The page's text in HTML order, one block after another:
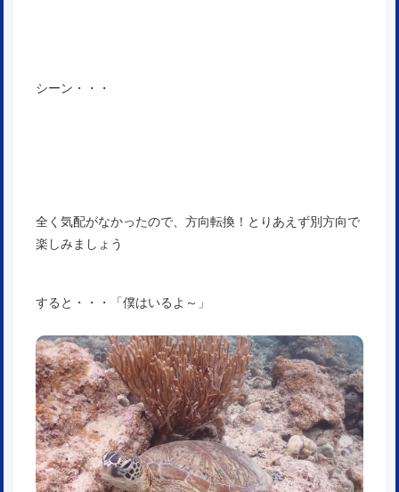
シーン・・・
全く気配がなかったので、方向転換！とりあえず別方向で
楽しみましょう
すると・・・「僕はいるよ～」